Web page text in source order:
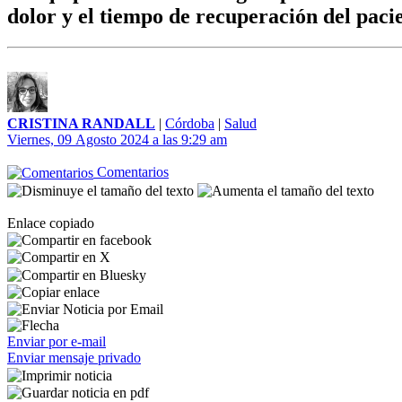
dolor y el tiempo de recuperación del
CRISTINA RANDALL | Córdoba | Salud
Viernes, 09 Agosto 2024 a las 9:29 am
Comentarios
Enlace copiado
Enviar por e-mail
Enviar mensaje privado